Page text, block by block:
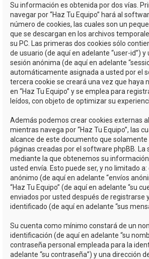
Su información es obtenida por dos vías.
navegar por “Haz Tu Equipo” hará al
número de cookies, las cuales son un
que se descargan en los archivos
su PC. Las primeras dos cookies sólo
de usuario (de aquí en adelante “user-id”)
sesión anónima (de aquí en adelante
automáticamente asignada a usted por el
tercera cookie se creará una vez que haya
en “Haz Tu Equipo” y se emplea para
leídos, con objeto de optimizar su
Además podemos crear cookies externas
mientras navega por “Haz Tu Equipo”, las
alcance de este documento que solamente
páginas creadas por el software phpBB. La
mediante la que obtenemos su
usted envía. Esto puede ser, y no limitado
anónimo (de aquí en adelante “envíos
“Haz Tu Equipo” (de aquí en adelante “su
enviados por usted después de registrarse
identificado (de aquí en adelante “sus
Su cuenta como mínimo constará de un
identificación (de aquí en adelante “su
contraseña personal empleada para la
adelante “su contraseña”) y una dirección